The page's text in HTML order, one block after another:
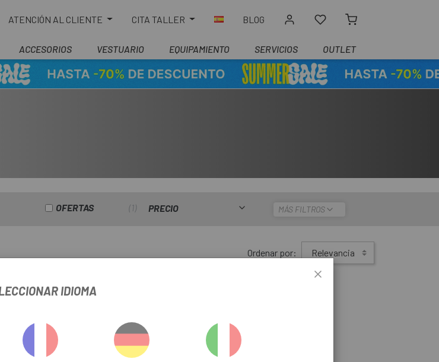
ATENCIÓN AL CLIENTE CITA TALLER BLOG
ACCESORIOS VESTUARIO EQUIPAMIENTO SERVICIOS OUTLET
OFERTAS 1 PRECIO MÁS FILTROS
Ordenar por: Relevancia
IDIOMA